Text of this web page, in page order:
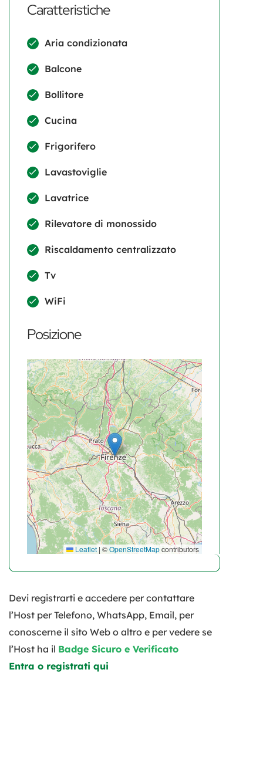
Caratteristiche
Aria condizionata
Balcone
Bollitore
Cucina
Frigorifero
Lavastoviglie
Lavatrice
Rilevatore di monossido
Riscaldamento centralizzato
Tv
WiFi
Posizione
Leaflet | ©OpenStreetMapcontributors
Devi registrarti e accedere per contattare
l’Host per Telefono, WhatsApp, Email, per
conoscerne il sito Web o altro e per vedere se
l’Host ha il Badge Sicuro e Verificato
Entra o registrati qui